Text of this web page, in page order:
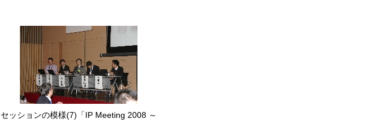
セッションの模様(7)「IP Meeting 2008 ～